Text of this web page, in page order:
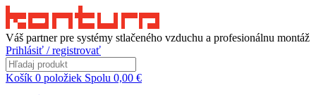
Váš partner pre systémy stlačeného vzduchu a profesionálnu montáž
Prihlásiť / registrovať
Košík 0 položiek Spolu 0,00 €